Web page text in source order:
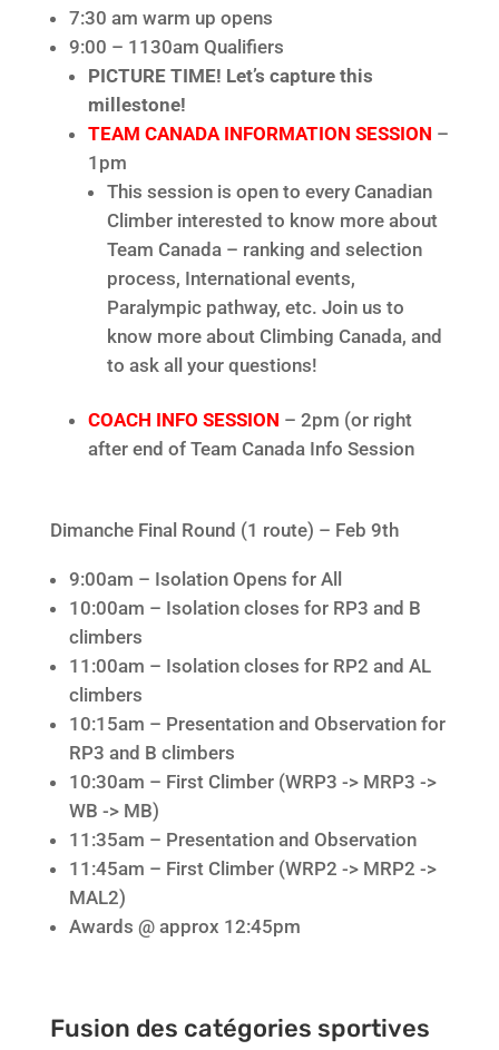
7:30 am warm up opens
9:00 – 1130am Qualifiers
PICTURE TIME! Let’s capture this
millestone!
TEAM CANADA INFORMATION SESSION –
1pm
This session is open to every Canadian
Climber interested to know more about
Team Canada – ranking and selection
process, International events,
Paralympic pathway, etc. Join us to
know more about Climbing Canada, and
to ask all your questions!
COACH INFO SESSION – 2pm (or right
after end of Team Canada Info Session
Dimanche Final Round (1 route) – Feb 9th
9:00am – Isolation Opens for All
10:00am – Isolation closes for RP3 and B
climbers
11:00am – Isolation closes for RP2 and AL
climbers
10:15am – Presentation and Observation for
RP3 and B climbers
10:30am – First Climber (WRP3 -> MRP3 ->
WB -> MB)
11:35am – Presentation and Observation
11:45am – First Climber (WRP2 -> MRP2 ->
MAL2)
Awards @ approx 12:45pm
Fusion des catégories sportives